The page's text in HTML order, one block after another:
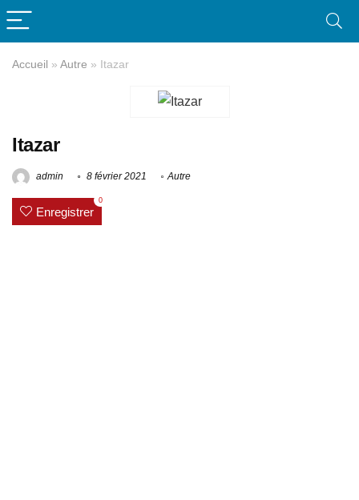
Accueil » Autre » Itazar
Itazar
admin 8 février 2021 Autre
Enregistrer
0